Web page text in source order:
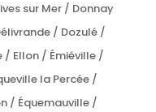
sur Mer / Donnay
/ Dozulé /
/ Ellon / Émiéville /
la Percée /
/ Équemauville /